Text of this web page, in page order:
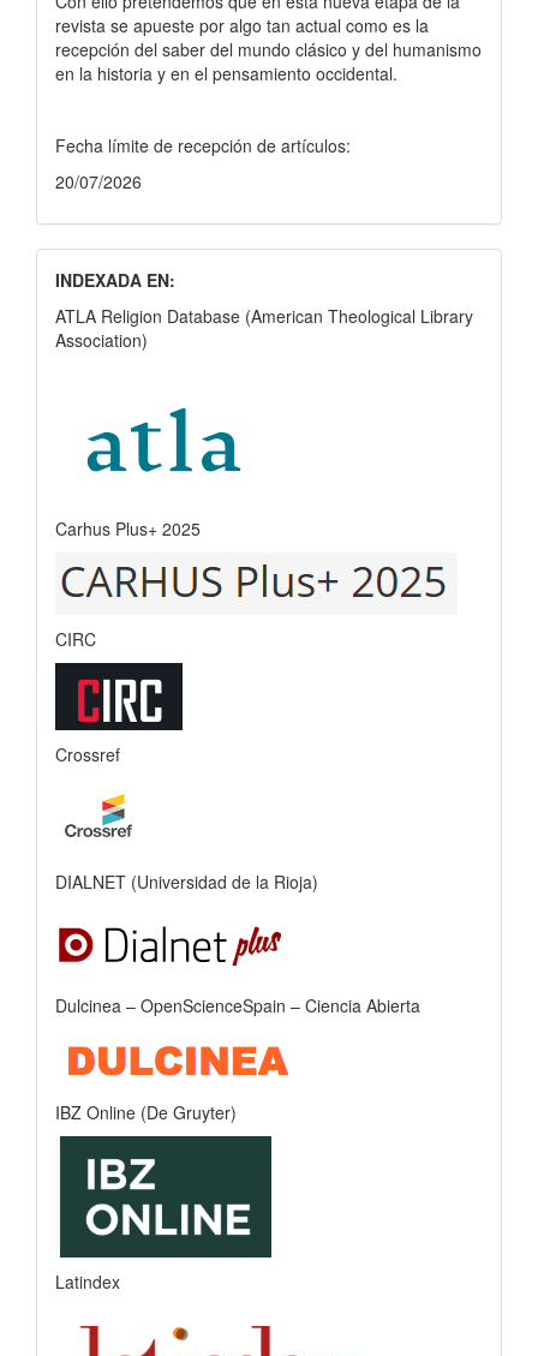
revista se apueste por algo tan actual como es la
recepción del saber del mundo clásico y del humanismo
en la historia y en el pensamiento occidental.
Fecha límite de recepción de artículos:
20/07/2026
INDEXADA EN:
ATLA Religion Database (American Theological Library
Association)
Carhus Plus+ 2025
CIRC
Crossref
DIALNET (Universidad de la Rioja)
Dulcinea – OpenScienceSpain – Ciencia Abierta
IBZ Online (De Gruyter)
Latindex